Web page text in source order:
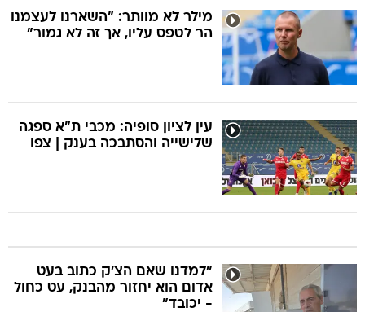
מילר לא מוותר: "השארנו לעצמנו
הר לטפס עליו, אך זה לא גמור"
עין לציון סופיה: מכבי ת"א ספגה
שלישייה והסתבכה בענק | צפו
"למדנו שאם הצ'ק כתוב בעט
אדום הוא יחזור מהבנק, עט כחול
- יכובד"